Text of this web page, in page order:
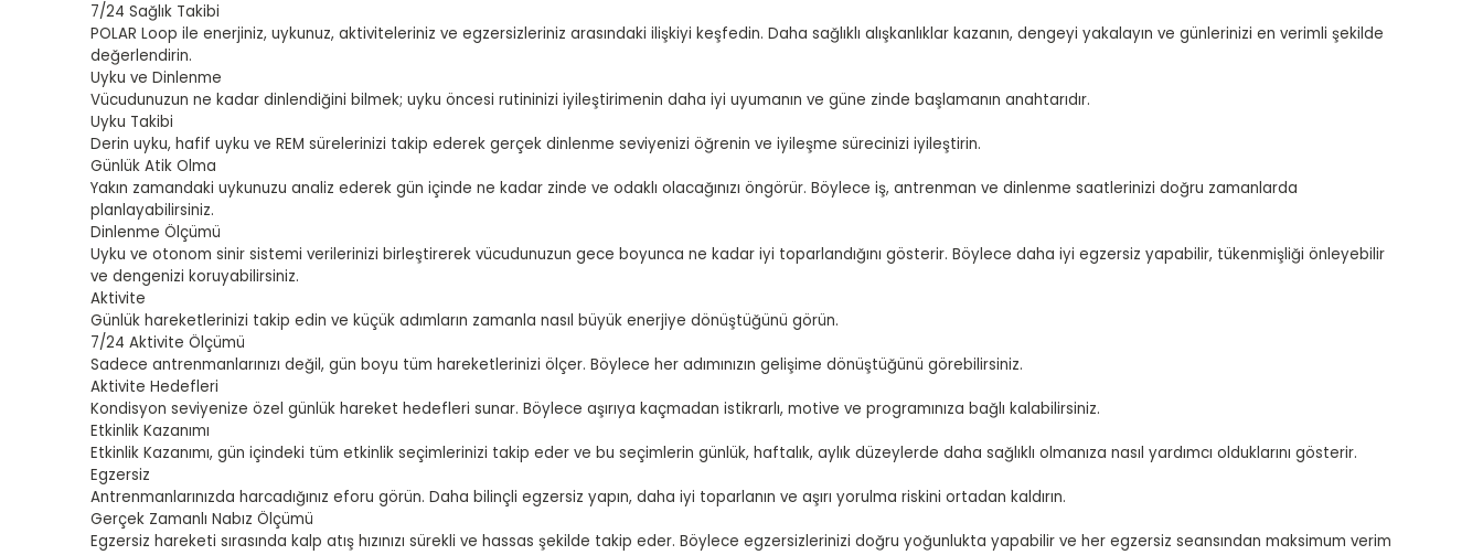
7/24 Sağlık Takibi
POLAR Loop ile enerjiniz, uykunuz, aktiviteleriniz ve egzersizleriniz arasındaki ilişkiyi keşfedin. Daha sağlıklı alışkanlıklar kazanın, dengeyi yakalayın ve günlerinizi en verimli şekilde
değerlendirin.
Uyku ve Dinlenme
Vücudunuzun ne kadar dinlendiğini bilmek; uyku öncesi rutininizi iyileştirimenin daha iyi uyumanın ve güne zinde başlamanın anahtarıdır.
Uyku Takibi
Derin uyku, hafif uyku ve REM sürelerinizi takip ederek gerçek dinlenme seviyenizi öğrenin ve iyileşme sürecinizi iyileştirin.
Günlük Atik Olma
Yakın zamandaki uykunuzu analiz ederek gün içinde ne kadar zinde ve odaklı olacağınızı öngörür. Böylece iş, antrenman ve dinlenme saatlerinizi doğru zamanlarda
planlayabilirsiniz.
Dinlenme Ölçümü
Uyku ve otonom sinir sistemi verilerinizi birleştirerek vücudunuzun gece boyunca ne kadar iyi toparlandığını gösterir. Böylece daha iyi egzersiz yapabilir, tükenmişliği önleyebilir
ve dengenizi koruyabilirsiniz.
Aktivite
Günlük hareketlerinizi takip edin ve küçük adımların zamanla nasıl büyük enerjiye dönüştüğünü görün.
7/24 Aktivite Ölçümü
Sadece antrenmanlarınızı değil, gün boyu tüm hareketlerinizi ölçer. Böylece her adımınızın gelişime dönüştüğünü görebilirsiniz.
Aktivite Hedefleri
Kondisyon seviyenize özel günlük hareket hedefleri sunar. Böylece aşırıya kaçmadan istikrarlı, motive ve programınıza bağlı kalabilirsiniz.
Etkinlik Kazanımı
Etkinlik Kazanımı, gün içindeki tüm etkinlik seçimlerinizi takip eder ve bu seçimlerin günlük, haftalık, aylık düzeylerde daha sağlıklı olmanıza nasıl yardımcı olduklarını gösterir.
Egzersiz
Antrenmanlarınızda harcadığınız eforu görün. Daha bilinçli egzersiz yapın, daha iyi toparlanın ve aşırı yorulma riskini ortadan kaldırın.
Gerçek Zamanlı Nabız Ölçümü
Egzersiz hareketi sırasında kalp atış hızınızı sürekli ve hassas şekilde takip eder. Böylece egzersizlerinizi doğru yoğunlukta yapabilir ve her egzersiz seansından maksimum verim